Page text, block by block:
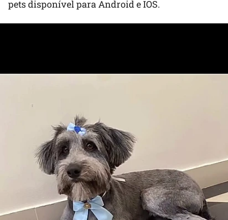
pets disponível para Android e IOS.